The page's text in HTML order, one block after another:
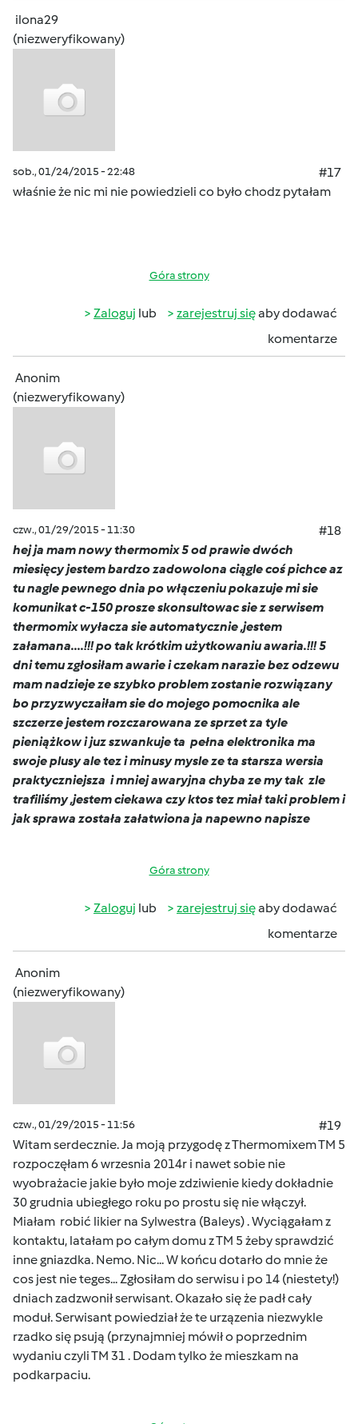
ilona29
(niezweryfikowany)
sob., 01/24/2015 - 22:48
#17
właśnie że nic mi nie powiedzieli co było chodz pytałam
Góra strony
Zaloguj lub zarejestruj sięaby dodawać
komentarze
Anonim
(niezweryfikowany)
czw., 01/29/2015 - 11:30
#18
hej ja mam nowy thermomix 5 od prawie dwóch
miesięcy jestem bardzo zadowolona ciągle coś pichce az
tu nagle pewnego dnia po włączeniu pokazuje mi sie
komunikat c-150 prosze skonsultowac sie z serwisem
thermomix wyłacza sie automatycznie ,jestem
załamana....!!! po tak krótkim użytkowaniu awaria.!!! 5
dni temu zgłosiłam awarie i czekam narazie bez odzewu
mam nadzieje ze szybko problem zostanie rozwiązany
bo przyzwyczaiłam sie do mojego pomocnika ale
szczerze jestem rozczarowana ze sprzet za tyle
pieniążkow i juz szwankuje ta pełna elektronika ma
swoje plusy ale tez i minusy mysle ze ta starsza wersia
praktyczniejsza i mniej awaryjna chyba ze my tak zle
trafiliśmy ,jestem ciekawa czy ktos tez miał taki problem i
jak sprawa została załatwiona ja napewno napisze
Góra strony
Zaloguj lub zarejestruj sięaby dodawać
komentarze
Anonim
(niezweryfikowany)
czw., 01/29/2015 - 11:56
#19
Witam serdecznie. Ja moją przygodę z Thermomixem TM 5
rozpoczęłam 6 wrzesnia 2014r i nawet sobie nie
wyobrażacie jakie było moje zdziwienie kiedy dokładnie
30 grudnia ubiegłego roku po prostu się nie włączył.
Miałam robić likier na Sylwestra (Baleys) . Wyciągałam z
kontaktu, latałam po całym domu z TM 5 żeby sprawdzić
inne gniazdka. Nemo. Nic... W końcu dotarło do mnie że
cos jest nie teges... Zgłosiłam do serwisu i po 14 (niestety!)
dniach zadzwonił serwisant. Okazało się że padł cały
moduł. Serwisant powiedział że te urzązenia niezwykle
rzadko się psują (przynajmniej mówił o poprzednim
wydaniu czyli TM 31 . Dodam tylko że mieszkam na
podkarpaciu.